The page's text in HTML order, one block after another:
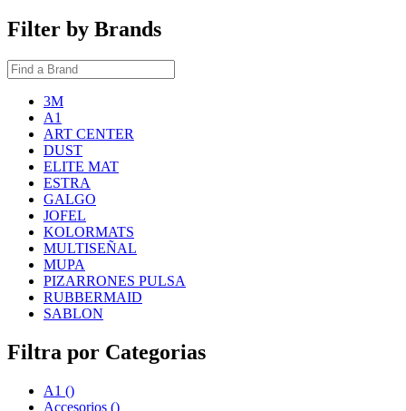
Filter by Brands
3M
A1
ART CENTER
DUST
ELITE MAT
ESTRA
GALGO
JOFEL
KOLORMATS
MULTISEÑAL
MUPA
PIZARRONES PULSA
RUBBERMAID
SABLON
Filtra por Categorias
A1 ()
Accesorios ()